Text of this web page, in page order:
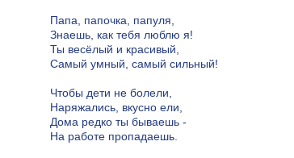
Папа, папочка, папуля,
Знаешь, как тебя люблю я!
Ты весёлый и красивый,
Самый умный, самый сильный!
Чтобы дети не болели,
Наряжались, вкусно ели,
Дома редко ты бываешь -
На работе пропадаешь.